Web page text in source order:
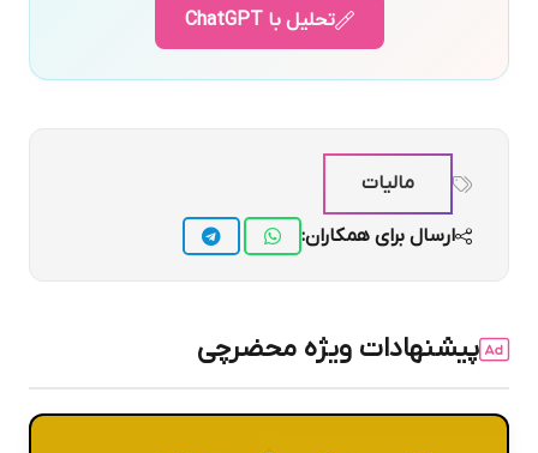
تحلیل با ChatGPT
مالیات
ارسال برای همکاران:
پیشنهادات ویژه محضرچی